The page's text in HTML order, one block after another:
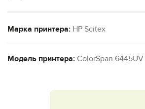
Марка принтера: HP Scitex
Модель принтера: ColorSpan 6445UV